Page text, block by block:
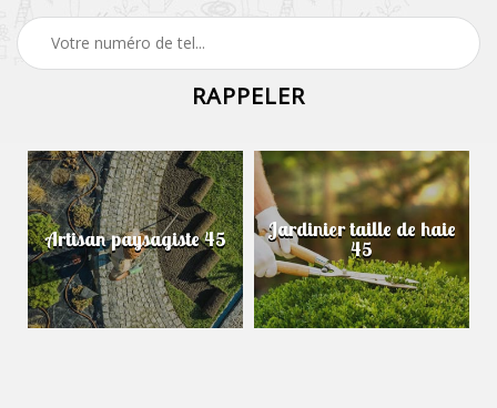
Artisan paysagiste 45 Jardinier taille de haie
45